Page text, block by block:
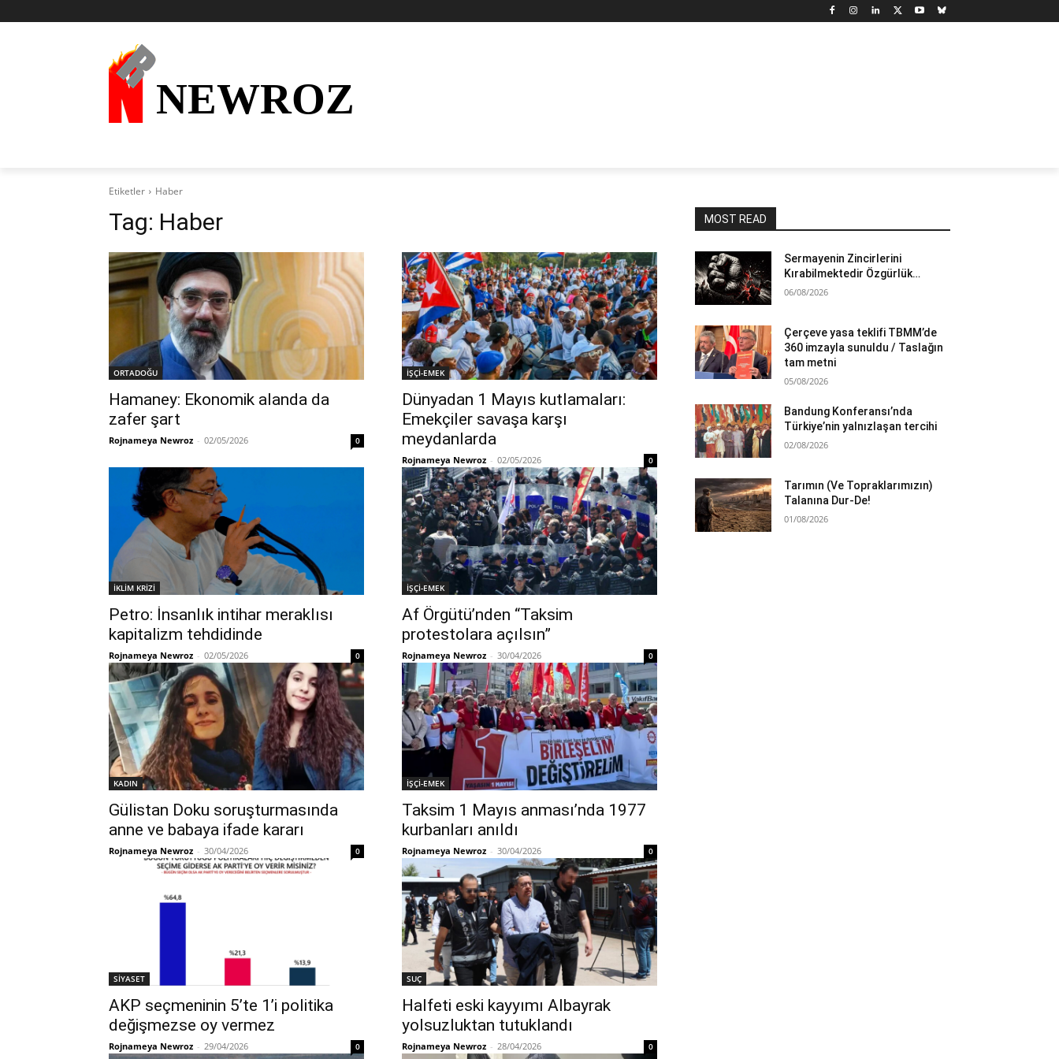
NEWROZ
Etiketler Haber
Tag: Haber
ORTADOĞU
Hamaney: Ekonomik alanda da
zafer şart
Rojnameya Newroz - 02/05/2026 0
İŞÇİ-EMEK
Dünyadan 1 Mayıs kutlamaları:
Emekçiler savaşa karşı
meydanlarda
Rojnameya Newroz - 02/05/2026 0
İKLİM KRİZİ
Petro: İnsanlık intihar meraklısı
kapitalizm tehdidinde
Rojnameya Newroz - 02/05/2026 0
İŞÇİ-EMEK
Af Örgütü’nden “Taksim
protestolara açılsın”
Rojnameya Newroz - 30/04/2026 0
KADIN
Gülistan Doku soruşturmasında
anne ve babaya ifade kararı
Rojnameya Newroz - 30/04/2026 0
İŞÇİ-EMEK
Taksim 1 Mayıs anması’nda 1977
kurbanları anıldı
Rojnameya Newroz - 30/04/2026 0
SİYASET
AKP seçmeninin 5’te 1’i politika
değişmezse oy vermez
Rojnameya Newroz - 29/04/2026 0
SUÇ
Halfeti eski kayyımı Albayrak
yolsuzluktan tutuklandı
Rojnameya Newroz - 28/04/2026 0
MOST READ
Sermayenin Zincirlerini
Kırabilmektedir Özgürlük…
06/08/2026
Çerçeve yasa teklifi TBMM’de
360 imzayla sunuldu / Taslağın
tam metni
05/08/2026
Bandung Konferansı’nda
Türkiye’nin yalnızlaşan tercihi
02/08/2026
Tarımın (Ve Topraklarımızın)
Talanına Dur-De!
01/08/2026